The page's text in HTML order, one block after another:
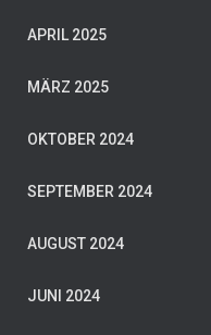
APRIL 2025
MÄRZ 2025
OKTOBER 2024
SEPTEMBER 2024
AUGUST 2024
JUNI 2024